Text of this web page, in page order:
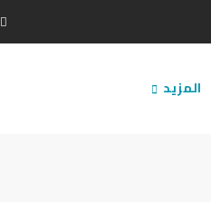
المزيد